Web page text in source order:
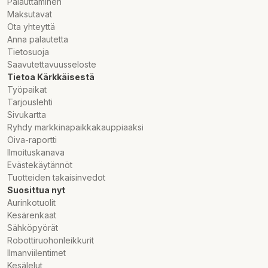
- Non-GMO
- Halal och Kosher (Triangle K)
- GMP-kvalitet säkerställd av NOW Foods
Rekommenderad användning
Ta 1 kapsel dagligen tillsammans med en måltid.
Observera
Dosering får inte överskridas.
Kosttillskott ersätter inte en varierad kost.
Förvaras oåtkomligt för barn. Endast för vuxna.
Maksutavat
Ota yhteyttä
Anna palautetta
Tietosuoja
Saavutettavuusseloste
Tietoa Kärkkäisestä
Työpaikat
Tarjouslehti
Sivukartta
Ryhdy markkinapaikkakauppiaaksi
Oiva-raportti
Ilmoituskanava
Evästekäytännöt
Tuotteiden takaisinvedot
Suosittua nyt
Aurinkotuolit
Kesärenkaat
Sähköpyörät
Robottiruohonleikkurit
Ilmanviilentimet
Kesälelut